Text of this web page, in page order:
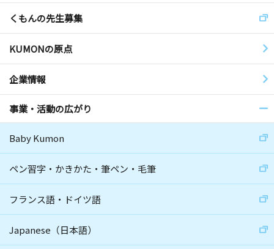
くもんの先生募集
KUMONの原点
企業情報
事業・活動の広がり
Baby Kumon
ペン習字・かきかた・筆ペン・毛筆
フランス語・ドイツ語
Japanese（日本語）